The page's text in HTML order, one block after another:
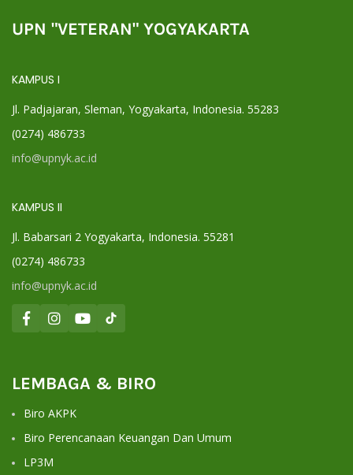
UPN "VETERAN" YOGYAKARTA
KAMPUS I
Jl. Padjajaran, Sleman, Yogyakarta, Indonesia. 55283
(0274) 486733
info@upnyk.ac.id
KAMPUS II
Jl. Babarsari 2 Yogyakarta, Indonesia. 55281
(0274) 486733
info@upnyk.ac.id
LEMBAGA & BIRO
Biro AKPK
Biro Perencanaan Keuangan Dan Umum
LP3M